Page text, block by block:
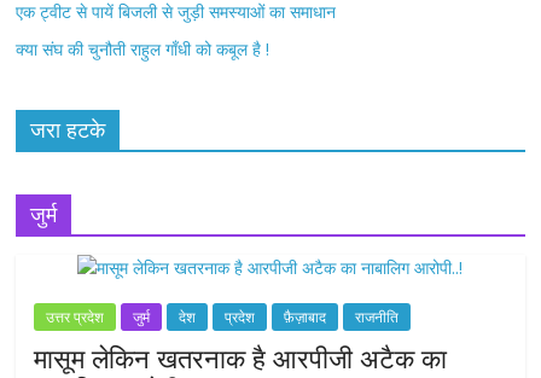
एक ट्वीट से पायें बिजली से जुड़ी समस्याओं का समाधान
क्या संघ की चुनौती राहुल गाँधी को कबूल है !
जरा हटके
जुर्म
उत्तर प्रदेश जुर्म देश प्रदेश फ़ैज़ाबाद राजनीति
मासूम लेकिन खतरनाक है आरपीजी अटैक का